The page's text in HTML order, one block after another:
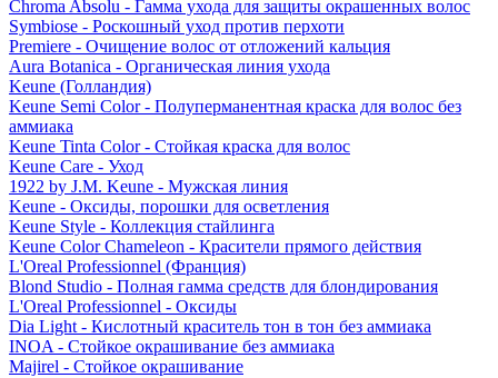
Chroma Absolu - Гамма ухода для защиты окрашенных волос
Symbiose - Роскошный уход против перхоти
Premiere - Очищение волос от отложений кальция
Aura Botanica - Органическая линия ухода
Keune (Голландия)
Keune Semi Color - Полуперманентная краска для волос без
аммиака
Keune Tinta Color - Стойкая краска для волос
Keune Care - Уход
1922 by J.M. Keune - Мужская линия
Keune - Оксиды, порошки для осветления
Keune Style - Коллекция стайлинга
Keune Color Chameleon - Красители прямого действия
L'Oreal Professionnel (Франция)
Blond Studio - Полная гамма средств для блондирования
L'Oreal Professionnel - Оксиды
Dia Light - Кислотный краситель тон в тон без аммиака
INOA - Стойкое окрашивание без аммиака
Majirel - Стойкое окрашивание